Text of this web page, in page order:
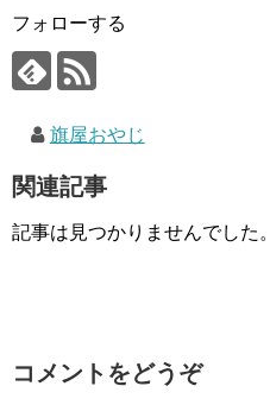
フォローする
旗屋おやじ
関連記事
記事は見つかりませんでした。
コメントをどうぞ